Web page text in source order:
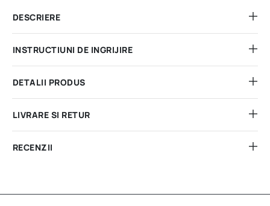
DESCRIERE
INSTRUCTIUNI DE INGRIJIRE
DETALII PRODUS
LIVRARE SI RETUR
RECENZII